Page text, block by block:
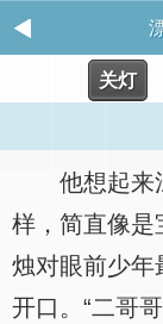
关灯
他想起来
样，简直像是
烛对眼前少年
开口。“二哥